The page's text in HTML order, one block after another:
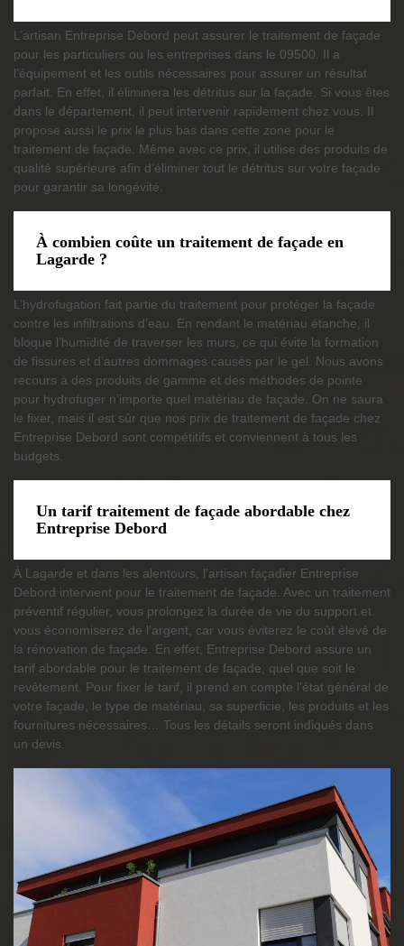
L’artisan Entreprise Debord peut assurer le traitement de façade
pour les particuliers ou les entreprises dans le 09500. Il a
l’équipement et les outils nécessaires pour assurer un résultat
parfait. En effet, il éliminera les détritus sur la façade. Si vous êtes
dans le département, il peut intervenir rapidement chez vous. Il
propose aussi le prix le plus bas dans cette zone pour le
traitement de façade. Même avec ce prix, il utilise des produits de
qualité supérieure afin d’éliminer tout le détritus sur votre façade
pour garantir sa longévité.
À combien coûte un traitement de façade en
Lagarde ?
L’hydrofugation fait partie du traitement pour protéger la façade
contre les infiltrations d’eau. En rendant le matériau étanche, il
bloque l’humidité de traverser les murs, ce qui évite la formation
de fissures et d’autres dommages causés par le gel. Nous avons
recours à des produits de gamme et des méthodes de pointe
pour hydrofuger n’importe quel matériau de façade. On ne saura
le fixer, mais il est sûr que nos prix de traitement de façade chez
Entreprise Debord sont compétitifs et conviennent à tous les
budgets.
Un tarif traitement de façade abordable chez
Entreprise Debord
À Lagarde et dans les alentours, l’artisan façadier Entreprise
Debord intervient pour le traitement de façade. Avec un traitement
préventif régulier, vous prolongez la durée de vie du support et
vous économiserez de l’argent, car vous éviterez le coût élevé de
la rénovation de façade. En effet, Entreprise Debord assure un
tarif abordable pour le traitement de façade, quel que soit le
revêtement. Pour fixer le tarif, il prend en compte l’état général de
votre façade, le type de matériau, sa superficie, les produits et les
fournitures nécessaires… Tous les détails seront indiqués dans
un devis.